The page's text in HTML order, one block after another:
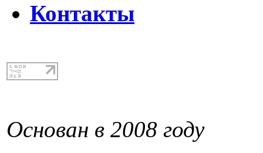
Контакты
Основан в 2008 году